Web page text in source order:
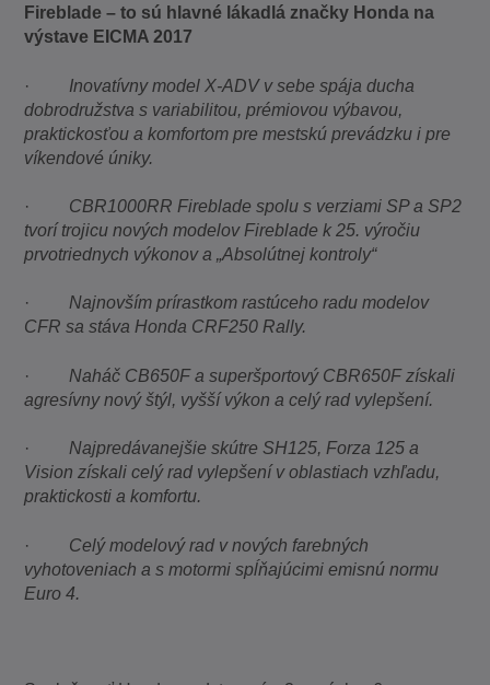
Fireblade – to sú hlavné lákadlá značky Honda na
výstave EICMA 2017
· Inovatívny model X-ADV v sebe spája ducha
dobrodružstva s variabilitou, prémiovou výbavou,
praktickosťou a komfortom pre mestskú prevádzku i pre
víkendové úniky.
· CBR1000RR Fireblade spolu s verziami SP a SP2
tvorí trojicu nových modelov Fireblade k 25. výročiu
prvotriednych výkonov a „Absolútnej kontroly“
·Najnovším prírastkom rastúceho radu modelov
CFR sa stáva Honda CRF250 Rally.
· Naháč CB650F a superšportový CBR650F získali
agresívny nový štýl, vyšší výkon a celý rad vylepšení.
· Najpredávanejšie skútre SH125, Forza 125 a
Vision získali celý rad vylepšení v oblastiach vzhľadu,
praktickosti a komfortu.
· Celý modelový rad v nových farebných
vyhotoveniach a s motormi spĺňajúcimi emisnú normu
Euro 4.